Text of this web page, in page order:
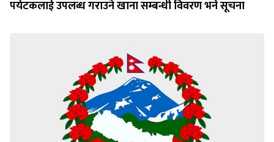
पर्यटकलाई उपलब्ध गराउने खाना सम्बन्धी विवरण भर्ने सूचना